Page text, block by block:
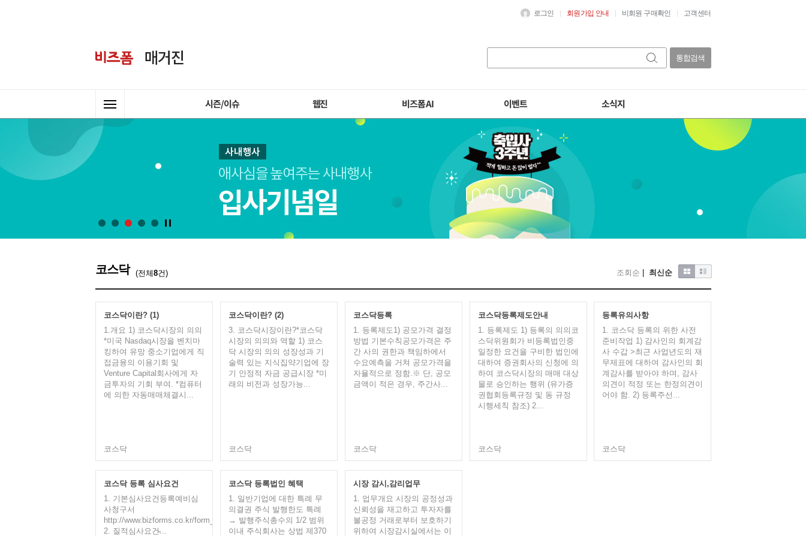
로그인 회원가입 안내 비회원 구매확인 고객센터
통합검색
시즌/이슈 웹진 비즈폼 AI 이벤트 소식지
코스닥 (전체8건) 조회순 최신순
코스닥이란? (1)
1.개요 ​1) 코스닥시장의 의의
*미국 Nasdaq시장을 벤치마
킹하여 유망 중소기업에게 직
접금융의 이용기회 및
Venture Capital회사에게 자
금투자의 기회 부여. *컴퓨터
에 의한 자동매매체결시...
코스닥
코스닥이란? (2)
​3. 코스닥시장이란?​​*코스닥
시장의 의의와 역할​ 1) 코스
닥 시장의 의의 성장성과 기
술력 있는 지식집약기업에 장
기 안정적 자금 공급시장 *미
래의 비전과 성장가능...
코스닥
코스닥등록
1. 등록제도​​​1) 공모가격 결정
방법 기본수칙공모가격은 주
간 사의 권한과 책임하에서
수요예측을 거쳐 공모가격을
자율적으로 정함. ※ 단, 공모
금액이 적은 경우, 주간사...
코스닥
코스닥등록제도안내
1. 등록제도 1) 등록의 의의코
스닥위원회가 비등록법인중
일정한 요건을 구비한 법인에
대하여 증권회사의 신청에 의
하여 코스닥시장의 매매 대상
물로 승인하는 행위 (유가증
권협회등록규정 및 동 규정
시행세칙 참조) 2...
코스닥
등록유의사항
1. 코스닥 등록의 위한 사전
준비작업 1) 감사인의 회계감
사 수갑 >최근 사업년도의 재
무제표에 대하여 감사인의 회
계감사를 받아야 하며, 감사
의견이 적정 또는 한정의견이
어야 함. 2) 등록​주선...
코스닥
코스닥 등록 심사요건
1. 기본심사요건​​​​등록예비심
사청구서
http://www.bizforms.co.kr/form_view/form_37168.asp
2. 질적심사요건​̴...
코스닥 등록법인 혜택
1. 일반기업에 대한 특례 무
의결권 주식 발행한도 특례
→ 발행주식총수의 1/2 범위
이내 주식회사는 상법 제370
시장 감시,감리업무
1. 업무개요 시장의 공정성과
신뢰성을 재고하고 투자자를
불공정 거래로부터 보호하기
위하여 시장감시실에서는 이